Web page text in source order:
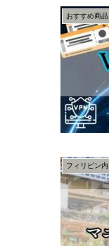
おすすめ商品
フィリピン内